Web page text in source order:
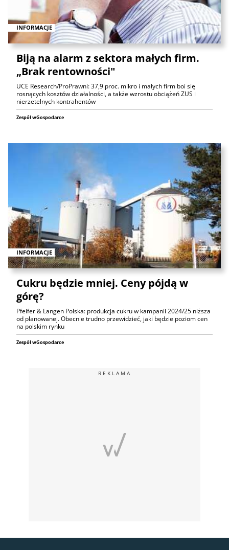
INFORMACJE
Biją na alarm z sektora małych firm.
„Brak rentowności"
UCE Research/ProPrawni: 37,9 proc. mikro i małych firm boi się
rosnących kosztów działalności, a także wzrostu obciążeń ZUS i
nierzetelnych kontrahentów
Zespół wGospodarce
INFORMACJE
Cukru będzie mniej. Ceny pójdą w
górę?
Pfeifer & Langen Polska: produkcja cukru w kampanii 2024/25 niższa
od planowanej. Obecnie trudno przewidzieć, jaki będzie poziom cen
na polskim rynku
Zespół wGospodarce
REKLAMA